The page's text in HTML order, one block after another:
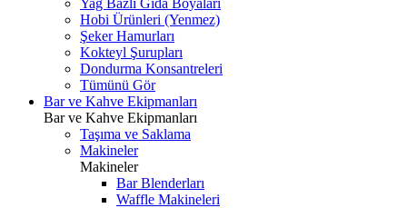
Yağ Bazlı Gıda Boyaları
Hobi Ürünleri (Yenmez)
Şeker Hamurları
Kokteyl Şurupları
Dondurma Konsantreleri
Tümünü Gör
Bar ve Kahve Ekipmanları
Bar ve Kahve Ekipmanları
Taşıma ve Saklama
Makineler
Makineler
Bar Blenderları
Waffle Makineleri